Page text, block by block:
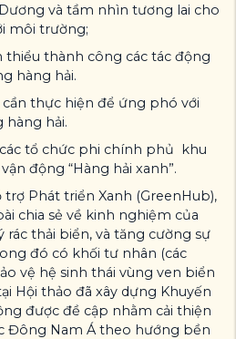
và tầm nhìn tương lai cho
môi trường;
thiểu thành công các tác động
hàng hải.
cần thực hiện để ứng phó với
hàng hải.
tổ chức phi chính phủ khu
động “Hàng hải xanh”.
Phát triển Xanh (GreenHub),
chia sẻ về kinh nghiệm của
thải biển, và tăng cường sự
đó có khối tư nhân (các
vệ hệ sinh thái vùng ven biển
Hội thảo đã xây dựng Khuyến
được đề cập nhằm cải thiện
Đông Nam Á theo hướng bền